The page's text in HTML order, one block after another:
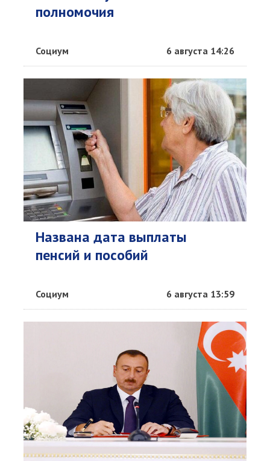
полномочия
Социум 6 августа 14:26
Названа дата выплаты
пенсий и пособий
Социум 6 августа 13:59